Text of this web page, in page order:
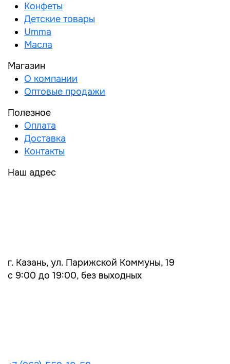
Конфеты
Детские товары
Umma
Масла
Магазин
О компании
Оптовые продажи
Полезное
Оплата
Доставка
Контакты
Наш адрес
г. Казань, ул. Парижской Коммуны, 19
с 9:00 до 19:00, без выходных